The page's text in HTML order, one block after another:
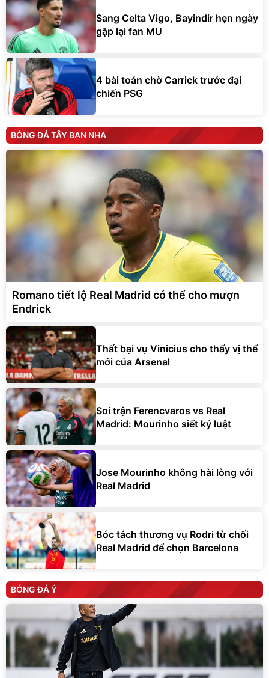
Sang Celta Vigo, Bayindir hẹn ngày
gặp lại fan MU
4 bài toán chờ Carrick trước đại
chiến PSG
BÓNG ĐÁ TÂY BAN NHA
Romano tiết lộ Real Madrid có thể cho mượn
Endrick
Thất bại vụ Vinicius cho thấy vị thế
mới của Arsenal
Soi trận Ferencvaros vs Real
Madrid: Mourinho siết kỷ luật
Jose Mourinho không hài lòng với
Real Madrid
Bóc tách thương vụ Rodri từ chối
Real Madrid để chọn Barcelona
BÓNG ĐÁ Ý